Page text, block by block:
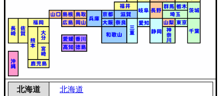
北海道 北海道